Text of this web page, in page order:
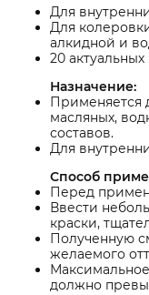
Для
Для
алкидной и
20
Назначение:
Применяется
масляных,
составов.
Для
Способ
Перед
Ввести
краски,
Полученную
желаемого
должно